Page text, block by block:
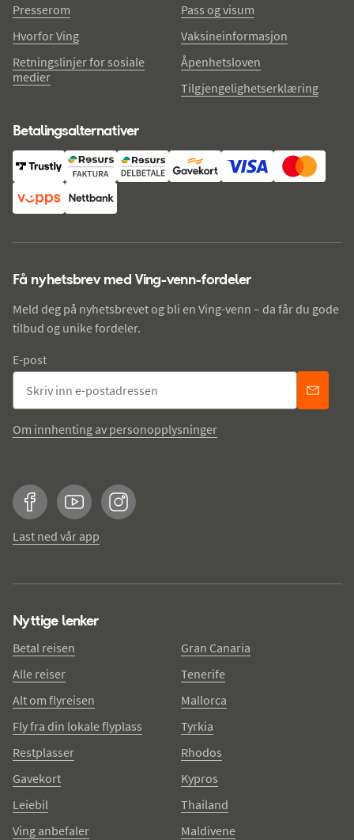
Presserom
Hvorfor Ving
Retningslinjer for sosiale
medier
Pass og visum
Vaksineinformasjon
Åpenhetsloven
Tilgjengelighetserklæring
Betalingsalternativer
Få nyhetsbrev med Ving-venn-fordeler
Meld deg på nyhetsbrevet og bli en Ving-venn – da får du gode
tilbud og unike fordeler.
E-post
Om innhenting av personopplysninger
FacebookYouTubeInstagram
Last ned vår app
Nyttige lenker
Betal reisen
Alle reiser
Alt om flyreisen
Fly fra din lokale flyplass
Restplasser
Gavekort
Leiebil
Ving anbefaler
Gran Canaria
Tenerife
Mallorca
Tyrkia
Rhodos
Kypros
Thailand
Maldivene